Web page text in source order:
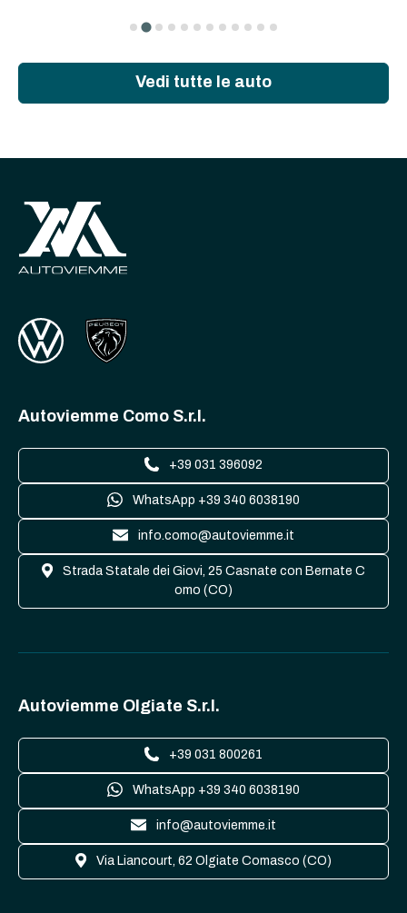
Vedi tutte le auto
Autoviemme Como S.r.l.
+39 031 396092
WhatsApp +39 340 6038190
info.como@autoviemme.it
Strada Statale dei Giovi, 25 Casnate con Bernate C
omo (CO)
Autoviemme Olgiate S.r.l.
+39 031 800261
WhatsApp +39 340 6038190
info@autoviemme.it
Via Liancourt, 62 Olgiate Comasco (CO)